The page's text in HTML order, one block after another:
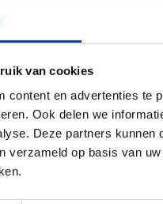
van cookies
content en advertenties te
Ook delen we
Deze partners
verzameld op basis van
het onderhoud van een
Geurt te vinden is en de
in de winkel.